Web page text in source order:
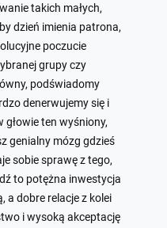
takich małych,
dzień imienia patrona,
poczucie
grupy czy
podświadomy
denerwujemy się i
głowie ten wyśniony,
genialny mózg gdzieś
sobie sprawę z tego,
to potężna inwestycja
a dobre relacje z kolei
i wysoką akceptację